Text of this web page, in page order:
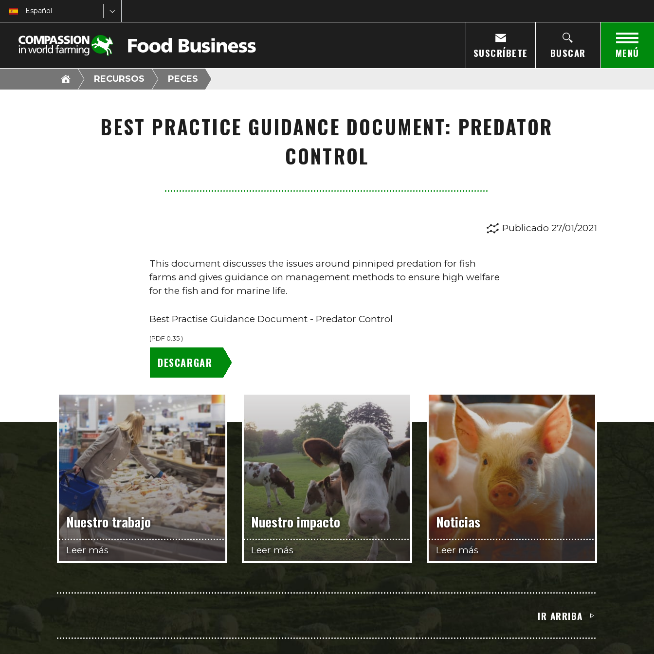
Español
SUSCRÍBETE BUSCAR MENÚ
RECURSOS PECES
BEST PRACTICE GUIDANCE DOCUMENT: PREDATOR
CONTROL
Publicado 27/01/2021
This document discusses the issues around pinniped predation for fish
farms and gives guidance on management methods to ensure high welfare
for the fish and for marine life.
Best Practise Guidance Document - Predator Control
(PDF 0.35)
DESCARGAR
Nuestro trabajo
Leer más
Nuestro impacto
Leer más
Noticias
Leer más
IR ARRIBA